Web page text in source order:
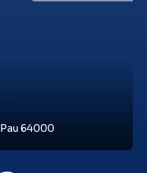
Pau 64000